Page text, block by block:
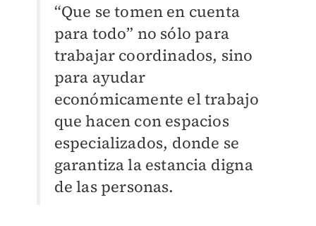
“Que se tomen en cuenta
para todo” no sólo para
trabajar coordinados, sino
para ayudar
económicamente el trabajo
que hacen con espacios
especializados, donde se
garantiza la estancia digna
de las personas.